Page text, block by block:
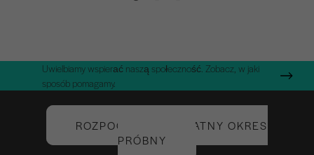
Uwielbiamy wspierać naszą społeczność. Zobacz, w jaki
sposób pomagamy.
ROZPOCZNIJ BEZPŁATNY OKRES
PRÓBNY